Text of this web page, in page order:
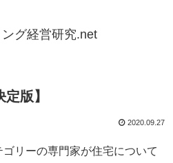
グ経営研究.net
版】
2020.09.27
リーの専門家が住宅について